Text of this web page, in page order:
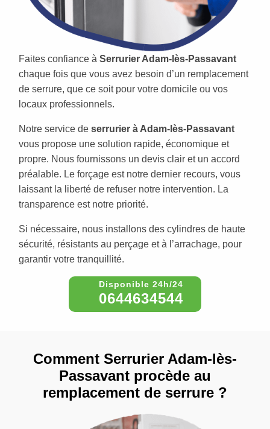
Faites confiance à Serrurier Adam-lès-Passavant
chaque fois que vous avez besoin d’un remplacement
de serrure, que ce soit pour votre domicile ou vos
locaux professionnels.
Notre service de serrurier à Adam-lès-Passavant
vous propose une solution rapide, économique et
propre. Nous fournissons un devis clair et un accord
préalable. Le forçage est notre dernier recours, vous
laissant la liberté de refuser notre intervention. La
transparence est notre priorité.
Si nécessaire, nous installons des cylindres de haute
sécurité, résistants au perçage et à l’arrachage, pour
garantir votre tranquillité.
0644634544
Comment Serrurier Adam-lès-
Passavant procède au
remplacement de serrure ?